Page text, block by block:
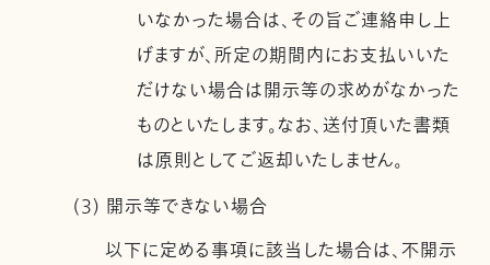
いなかった場合は、その旨ご連絡申し上
げますが、所定の期間内にお支払いいた
だけない場合は開示等の求めがなかった
ものといたします。なお、送付頂いた書類
は原則としてご返却いたしません。
(3) 開示等できない場合
以下に定める事項に該当した場合は、不開示